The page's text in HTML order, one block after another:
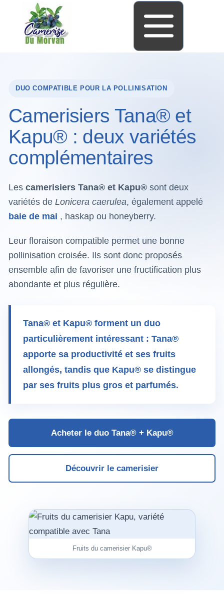
DUO COMPATIBLE POUR LA POLLINISATION
Camerisiers Tana® et
Kapu® : deux variétés
complémentaires
Les camerisiers Tana® et Kapu® sont deux
variétés de Lonicera caerulea, également appelé
baie de mai , haskap ou honeyberry.
Leur floraison compatible permet une bonne
pollinisation croisée. Ils sont donc proposés
ensemble afin de favoriser une fructification plus
abondante et plus régulière.
Tana® et Kapu® forment un duo
particulièrement intéressant : Tana®
apporte sa productivité et ses fruits
allongés, tandis que Kapu® se distingue
par ses fruits plus gros et parfumés.
Acheter le duo Tana® + Kapu®
Découvrir le camerisier
Fruits du camerisier Kapu®